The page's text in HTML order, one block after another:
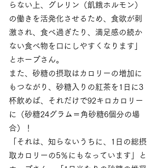
らない上、グレリン（飢餓ホルモン）
の働きを活発化させるため、食欲が刺
激され、食べ過ぎたり、満足感の続か
ない食べ物を口にしやすくなります」
とホープさん。
また、砂糖の摂取はカロリーの増加に
もつながり、砂糖入りの紅茶を1日に3
杯飲めば、それだけで92キロカロリー
に（砂糖24グラム＝角砂糖6個分の場
合）！
「それは、知らないうちに、1日の総摂
取カロリーの5％にもなっています」と